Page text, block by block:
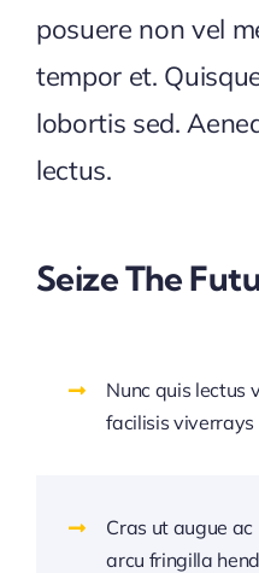
posuere non vel
tempor et.
lobortis sed.
lectus.
Seize The
Nunc quis lectus
facilisis viverrays
Cras ut augue
arcu fringilla